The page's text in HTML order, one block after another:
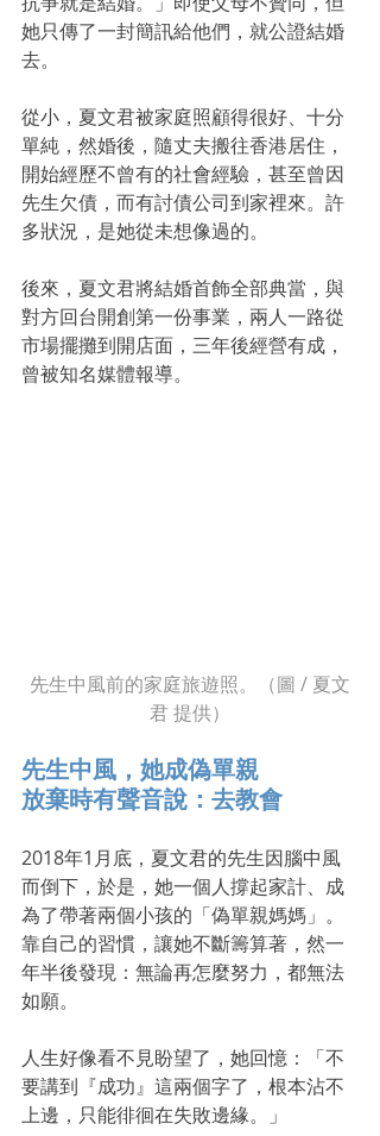
她只傳了一封簡訊給他們，就公證結婚
去。
從小，夏文君被家庭照顧得很好、十分
單純，然婚後，隨丈夫搬往香港居住，
開始經歷不曾有的社會經驗，甚至曾因
先生欠債，而有討債公司到家裡來。許
多狀況，是她從未想像過的。
後來，夏文君將結婚首飾全部典當，與
對方回台開創第一份事業，兩人一路從
市場擺攤到開店面，三年後經營有成，
曾被知名媒體報導。
先生中風前的家庭旅遊照。（圖 / 夏文
君 提供）
先生中風，她成偽單親
放棄時有聲音說：去教會
2018年1月底，夏文君的先生因腦中風
而倒下，於是，她一個人撐起家計、成
為了帶著兩個小孩的「偽單親媽媽」。
靠自己的習慣，讓她不斷籌算著，然一
年半後發現：無論再怎麼努力，都無法
如願。
人生好像看不見盼望了，她回憶：「不
要講到『成功』這兩個字了，根本沾不
上邊，只能徘徊在失敗邊緣。」